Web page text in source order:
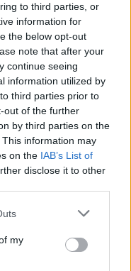
to third parties, or
information for
the below opt-out
note that after your
continue seeing
information utilized by
third parties prior to
out of the further
by third parties on the
This information may
on the IAB’s List of
disclose it to other
my
gemiste
Míchel worden
Weghorst blikt
worden steeds
nederlaag: zo ziet
en bleef Ajax